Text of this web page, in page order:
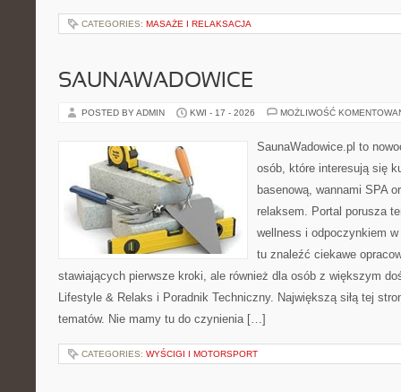
CATEGORIES: MASAŻE I RELAKSACJA
SAUNAWADOWICE
POSTED BY ADMIN KWI - 17 - 2026 MOŻLIWOŚĆ
SaunaWadowice.pl to
osób, które interesują się
basenową, wannami SPA
relaksem. Portal porusza
wellness i odpoczynkiem
tu znaleźć ciekawe
stawiających pierwsze kroki, ale również dla osób z większym
Lifestyle & Relaks i Poradnik Techniczny. Największą siłą tej
tematów. Nie mamy tu do czynienia […]
CATEGORIES: WYŚCIGI I MOTORSPORT